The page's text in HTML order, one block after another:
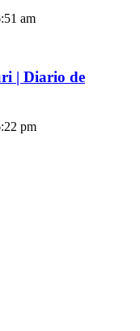
am
| Diario de
pm